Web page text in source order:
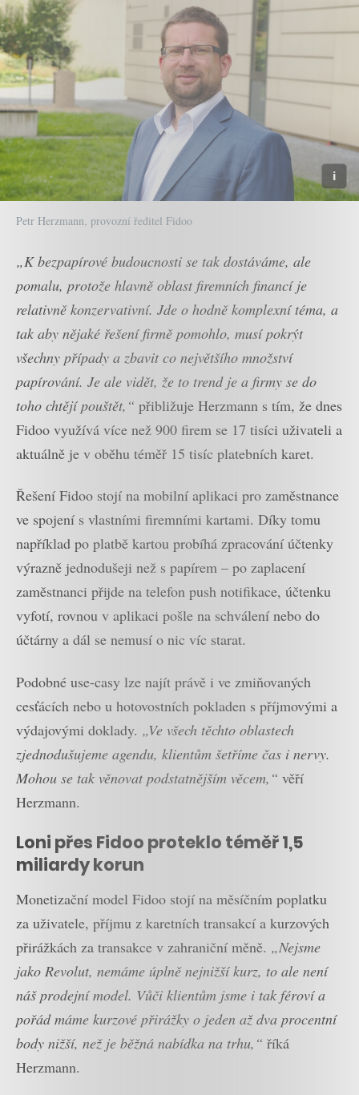
Petr Herzmann, provozní ředitel Fidoo
„K bezpapírové budoucnosti se tak dostáváme, ale
pomalu, protože hlavně oblast firemních financí je
relativně konzervativní. Jde o hodně komplexní téma, a
tak aby nějaké řešení firmě pomohlo, musí pokrýt
všechny případy a zbavit co největšího množství
papírování. Je ale vidět, že to trend je a firmy se do
toho chtějí pouštět,“ přibližuje Herzmann s tím, že dnes
Fidoo využívá více než 900 firem se 17 tisíci uživateli a
aktuálně je v oběhu téměř 15 tisíc platebních karet.
Řešení Fidoo stojí na mobilní aplikaci pro zaměstnance
ve spojení s vlastními firemními kartami. Díky tomu
například po platbě kartou probíhá zpracování účtenky
výrazně jednodušeji než s papírem – po zaplacení
zaměstnanci přijde na telefon push notifikace, účtenku
vyfotí, rovnou v aplikaci pošle na schválení nebo do
účtárny a dál se nemusí o nic víc starat.
Podobné use-casy lze najít právě i ve zmiňovaných
cesťácích nebo u hotovostních pokladen s příjmovými a
výdajovými doklady. „Ve všech těchto oblastech
zjednodušujeme agendu, klientům šetříme čas i nervy.
Mohou se tak věnovat podstatnějším věcem,“ věří
Herzmann.
Loni přes Fidoo proteklo téměř 1,5
miliardy korun
Monetizační model Fidoo stojí na měsíčním poplatku
za uživatele, příjmu z karetních transakcí a kurzových
přirážkách za transakce v zahraniční měně. „Nejsme
jako Revolut, nemáme úplně nejnižší kurz, to ale není
náš prodejní model. Vůči klientům jsme i tak féroví a
pořád máme kurzové přirážky o jeden až dva procentní
body nižší, než je běžná nabídka na trhu,“ říká
Herzmann.